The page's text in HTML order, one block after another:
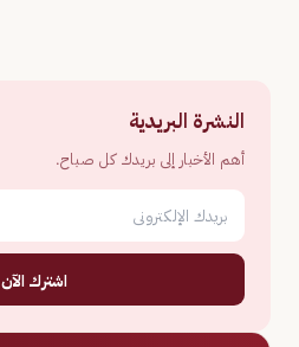
النشرة البريدية
أهم الأخبار إلى بريدك كل صباح.
اشترك الآن